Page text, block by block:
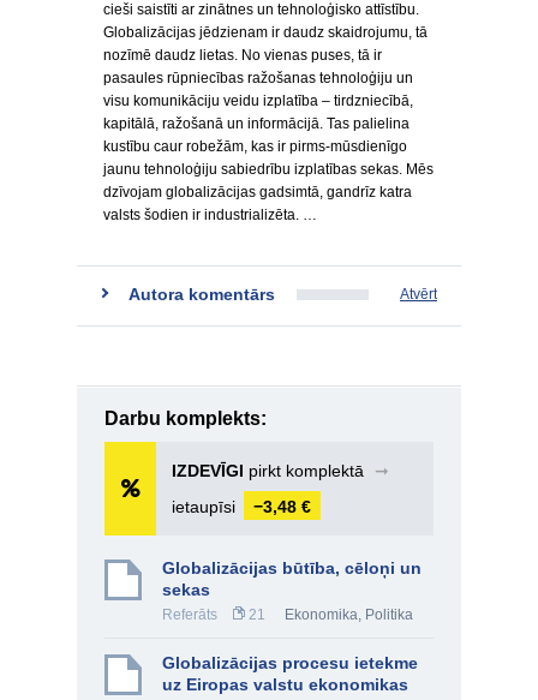
cieši saistīti ar zinātnes un tehnoloģisko attīstību.
Globalizācijas jēdzienam ir daudz skaidrojumu, tā
nozīmē daudz lietas. No vienas puses, tā ir
pasaules rūpniecības ražošanas tehnoloģiju un
visu komunikāciju veidu izplatība – tirdzniecībā,
kapitālā, ražošanā un informācijā. Tas palielina
kustību caur robežām, kas ir pirms-mūsdienīgo
jaunu tehnoloģiju sabiedrību izplatības sekas. Mēs
dzīvojam globalizācijas gadsimtā, gandrīz katra
valsts šodien ir industrializēta. …
Autora komentārs Atvērt
Darbu komplekts:
IZDEVĪGI pirkt komplektā
➞
ietaupīsi
−3,48 €
Globalizācijas būtība, cēloņi un
sekas
Referāts 21 Ekonomika, Politika
Globalizācijas procesu ietekme
uz Eiropas valstu ekonomikas